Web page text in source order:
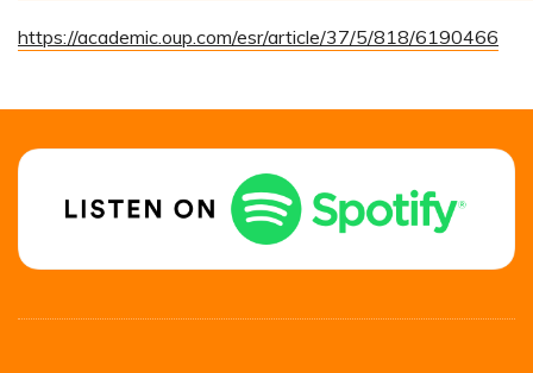
https://academic.oup.com/esr/article/37/5/818/6190466